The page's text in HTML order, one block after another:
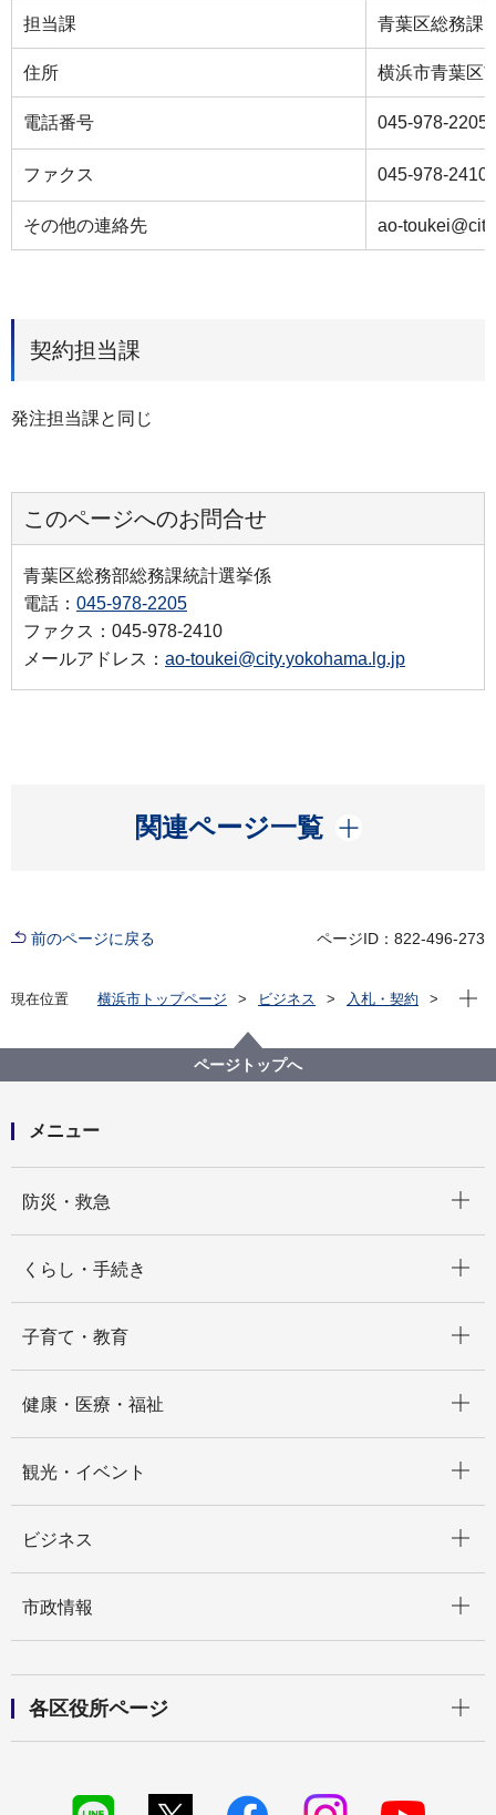
担当課 青葉区総務課
住所 横浜市青葉区
電話番号 045-978-2205
ファクス 045-978-2410
その他の連絡先 ao-
契約担当課
発注担当課と同じ
このページへのお問合せ
青葉区総務部総務課統計選挙係
電話： 045-978-2205
ファクス：045-978-2410
メールアドレス： ao-toukei@city.yokohama.lg.jp
関連ページ一覧
開く
前のページに戻る ページID：822-496-273
現在位置 横浜市トップページ ビジネス
入札・契約
青葉区
【入札結果掲載】【公募型指名競争入札】第27回参議
院議員通常選挙及び令和７年８月３日執行横浜市長選
現在
ページトップへ
メニュー
防災・救急
くらし・手続き
子育て・教育
健康・医療・福祉
観光・イベント
ビジネス
市政情報
各区役所ページ